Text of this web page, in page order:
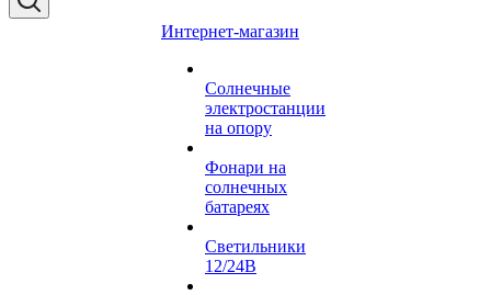
Интернет-магазин
Солнечные
электростанции
на опору
Фонари на
солнечных
батареях
Светильники
12/24В